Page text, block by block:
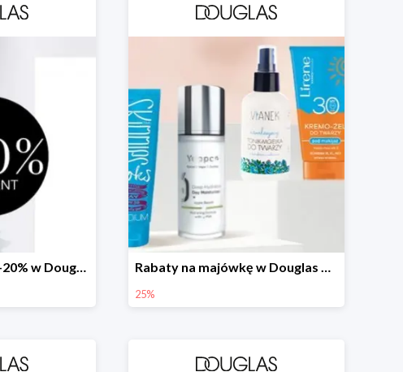
Dodatkowy rabat -20% w Douglas Rabaty na majówkę w Douglas do -25%
25%